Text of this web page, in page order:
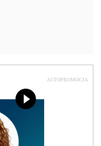
AUTOPROMOCJA